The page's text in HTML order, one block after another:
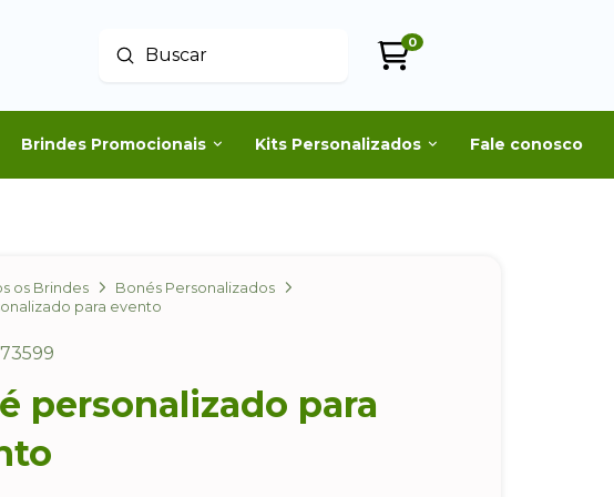
Buscar
Enviar
0
Brindes Promocionais Kits Personalizados Fale conosco
os Brindes
Bonés Personalizados
para evento
personalizado para